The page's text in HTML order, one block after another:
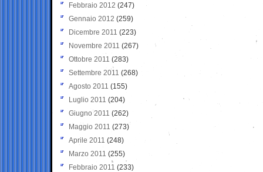
Febbraio 2012 (247)
Gennaio 2012 (259)
Dicembre 2011 (223)
Novembre 2011 (267)
Ottobre 2011 (283)
Settembre 2011 (268)
Agosto 2011 (155)
Luglio 2011 (204)
Giugno 2011 (262)
Maggio 2011 (273)
Aprile 2011 (248)
Marzo 2011 (255)
Febbraio 2011 (233)